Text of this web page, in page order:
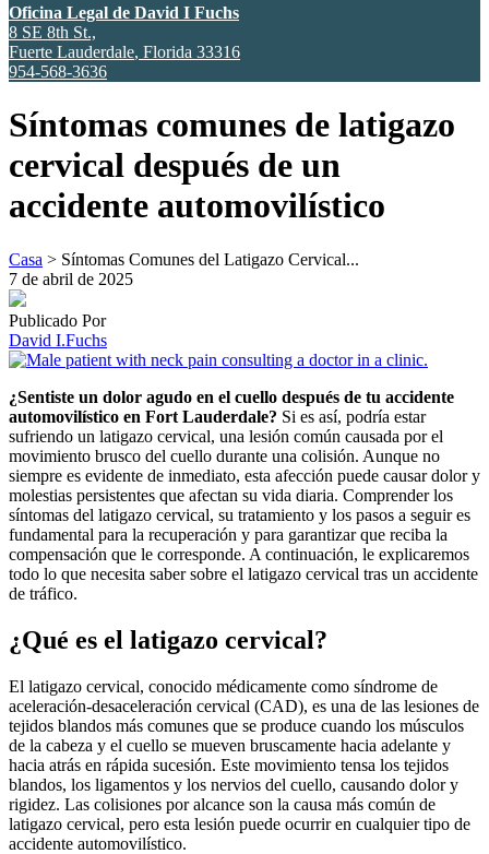
Oficina Legal de David I Fuchs
8 SE 8th St.,
Fuerte Lauderdale, Florida 33316
954-568-3636
Síntomas comunes de latigazo
cervical después de un
accidente automovilístico
Casa > Síntomas Comunes del Latigazo Cervical...
7 de abril de 2025
Publicado Por
David I.Fuchs
¿Sentiste un dolor agudo en el cuello después de tu accidente
automovilístico en Fort Lauderdale? Si es así, podría estar
sufriendo un latigazo cervical, una lesión común causada por el
movimiento brusco del cuello durante una colisión. Aunque no
siempre es evidente de inmediato, esta afección puede causar dolor y
molestias persistentes que afectan su vida diaria. Comprender los
síntomas del latigazo cervical, su tratamiento y los pasos a seguir es
fundamental para la recuperación y para garantizar que reciba la
compensación que le corresponde. A continuación, le explicaremos
todo lo que necesita saber sobre el latigazo cervical tras un accidente
de tráfico.
¿Qué es el latigazo cervical?
El latigazo cervical, conocido médicamente como síndrome de
aceleración-desaceleración cervical (CAD), es una de las lesiones de
tejidos blandos más comunes que se produce cuando los músculos
de la cabeza y el cuello se mueven bruscamente hacia adelante y
hacia atrás en rápida sucesión. Este movimiento tensa los tejidos
blandos, los ligamentos y los nervios del cuello, causando dolor y
rigidez. Las colisiones por alcance son la causa más común de
latigazo cervical, pero esta lesión puede ocurrir en cualquier tipo de
accidente automovilístico.